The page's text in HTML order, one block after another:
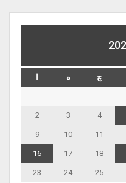
ه چ
2 3 4
9 10 11
16 17 18
23 24 25